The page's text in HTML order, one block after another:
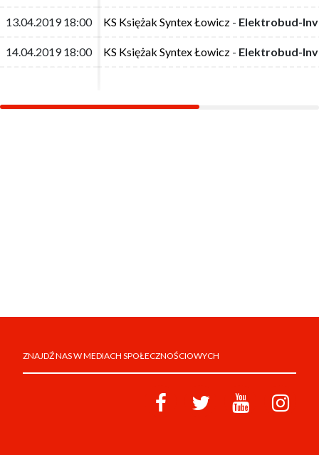
13.04.2019 18:00 KS Księżak Syntex Łowicz - Elektrobud-
14.04.2019 18:00 KS Księżak Syntex Łowicz - Elektrobud-
13.04.2019 18:00 KS Księżak Syntex Łowicz - Elektrobud-
14.04.2019 18:00 KS Księżak Syntex Łowicz - Elektrobud-
ZNAJDŹ NAS W MEDIACH SPOŁECZNOŚCIOWYCH